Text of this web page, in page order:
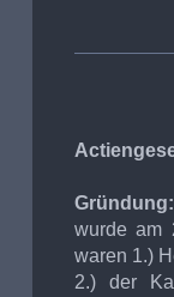
Gründung:
wurde am
waren 1.)
2.) der